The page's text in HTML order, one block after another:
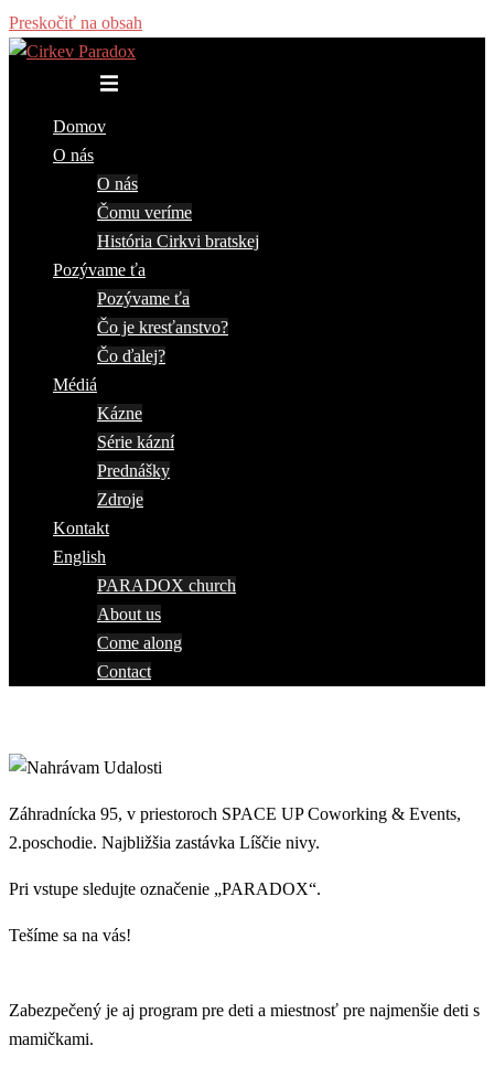
Preskočiť na obsah
Domov
O nás
O nás
Čomu veríme
História Cirkvi bratskej
Pozývame ťa
Pozývame ťa
Čo je kresťanstvo?
Čo ďalej?
Médiá
Kázne
Série kázní
Prednášky
Zdroje
Kontakt
English
PARADOX church
About us
Come along
Contact
Záhradnícka 95, v priestoroch SPACE UP Coworking & Events,
2.poschodie. Najbližšia zastávka Líščie nivy.
Pri vstupe sledujte označenie „PARADOX“.
Tešíme sa na vás!
Zabezpečený je aj program pre deti a miestnosť pre najmenšie deti s
mamičkami.